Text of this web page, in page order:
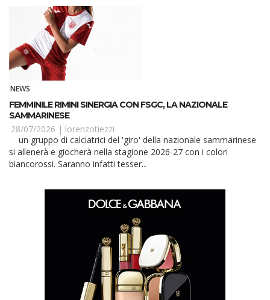
NEWS
FEMMINILE RIMINI SINERGIA CON FSGC, LA NAZIONALE
SAMMARINESE
28/07/2026 | lorenzotiezzi
si allenerà e giocherà nella stagione 2026-27 con i colori
biancorossi. Saranno infatti tesser...